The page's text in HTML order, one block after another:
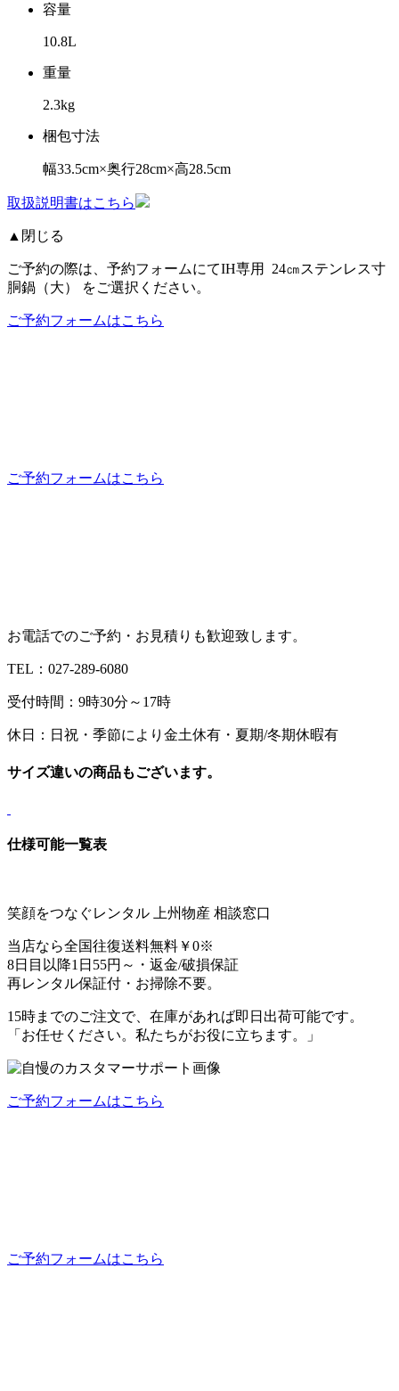
容量
10.8L
重量
2.3kg
梱包寸法
幅33.5cm×奥行28cm×高28.5cm
取扱説明書はこちら
▲閉じる
ご予約の際は、予約フォームにてIH専用 24㎝ステンレス寸
胴鍋（大） をご選択ください。
ご予約フォームはこちら
ご予約フォームはこちら
お電話でのご予約・お見積りも歓迎致します。
TEL：027-289-6080
受付時間：9時30分～17時
休日：日祝・季節により金土休有・夏期/冬期休暇有
サイズ違いの商品もございます。
仕様可能一覧表
笑顔をつなぐレンタル 上州物産 相談窓口
当店なら全国往復送料無料￥0※
8日目以降1日 55円～ ・返金/破損保証
再レンタル保証付・お掃除不要。
15時までのご注文で、 在庫があれば即日出荷可能です。
「お任せください。私たちがお役に立ちます。」
ご予約フォームはこちら
ご予約フォームはこちら